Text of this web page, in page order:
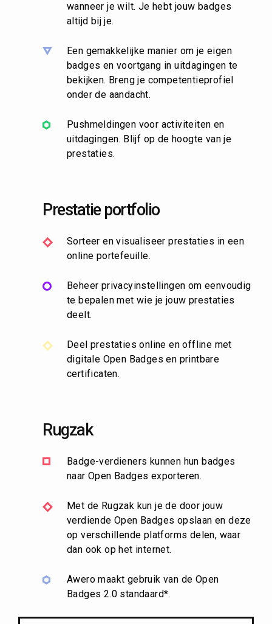
wanneer je wilt. Je hebt jouw badges
altijd bij je.
Een gemakkelijke manier om je eigen
badges en voortgang in uitdagingen te
bekijken. Breng je competentieprofiel
onder de aandacht.
Pushmeldingen voor activiteiten en
uitdagingen. Blijf op de hoogte van je
prestaties.
Prestatie portfolio
Sorteer en visualiseer prestaties in een
online portefeuille.
Beheer privacyinstellingen om eenvoudig
te bepalen met wie je jouw prestaties
deelt.
Deel prestaties online en offline met
digitale Open Badges en printbare
certificaten.
Rugzak
Badge-verdieners kunnen hun badges
naar Open Badges exporteren.
Met de Rugzak kun je de door jouw
verdiende Open Badges opslaan en deze
op verschillende platforms delen, waar
dan ook op het internet.
Awero maakt gebruik van de Open
Badges 2.0 standaard*.